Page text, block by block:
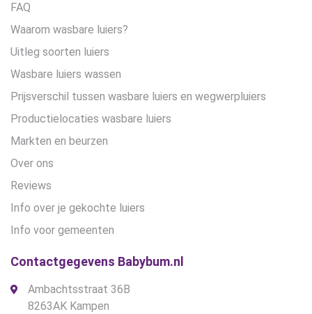
FAQ
Waarom wasbare luiers?
Uitleg soorten luiers
Wasbare luiers wassen
Prijsverschil tussen wasbare luiers en wegwerpluiers
Productielocaties wasbare luiers
Markten en beurzen
Over ons
Reviews
Info over je gekochte luiers
Info voor gemeenten
Contactgegevens Babybum.nl
Ambachtsstraat 36B
8263AK Kampen